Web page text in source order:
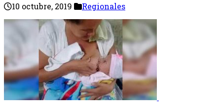
10 octubre, 2019 Regionales